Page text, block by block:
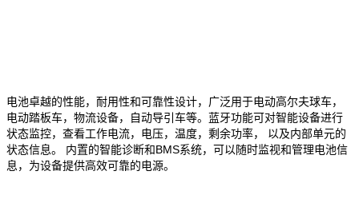
电池卓越的性能，耐用性和可靠性设计，广泛用于电动高尔夫球车，
电动踏板车，物流设备，自动导引车等。蓝牙功能可对智能设备进行
状态监控， 查看工作电流，电压，温度，剩余功率，
以及内部单元的
状态信息。 内置的智能诊断和 BMS系统，可以随时监视和管理电池信
息，为设备提供高效可靠的电源。